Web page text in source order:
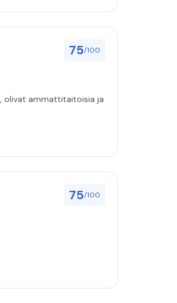
75/100
olivat ammattitaitoisia ja
75/100